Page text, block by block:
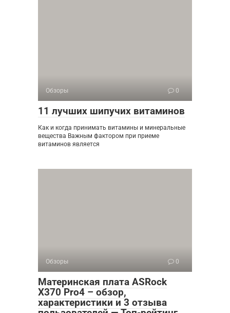
Обзоры 0
11 лучших шипучих витаминов
Как и когда принимать витамины и минеральные
вещества Важным фактором при приеме
витаминов является
Обзоры 0
Материнская плата ASRock
X370 Pro4 – обзор,
характеристики и 3 отзыва